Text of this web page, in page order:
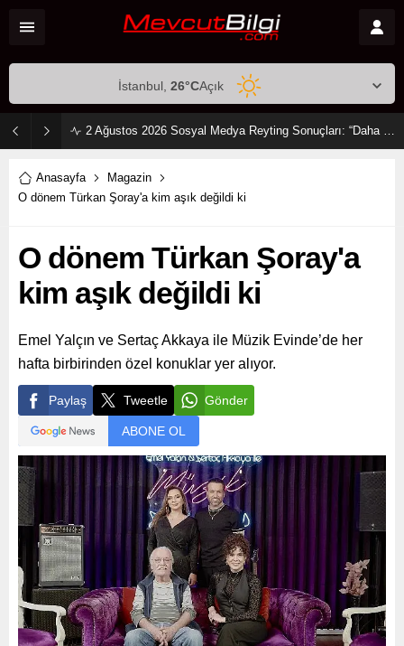
2 Ağustos 2026 Sosyal Medya Reyting Sonuçları: “Daha 17” Ekranlara Ambargo Koydu!
İstanbul, 26°CAçık
Anasayfa
Magazin
O dönem Türkan Şoray'a kim aşık değildi ki
O dönem Türkan Şoray'a
kim aşık değildi ki
Emel Yalçın ve Sertaç Akkaya ile Müzik Evinde’de her
hafta birbirinden özel konuklar yer alıyor.
Paylaş Tweetle Gönder
ABONE OL